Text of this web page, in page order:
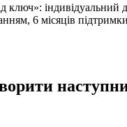
ключ»: індивідуальний
6 місяців підтримки